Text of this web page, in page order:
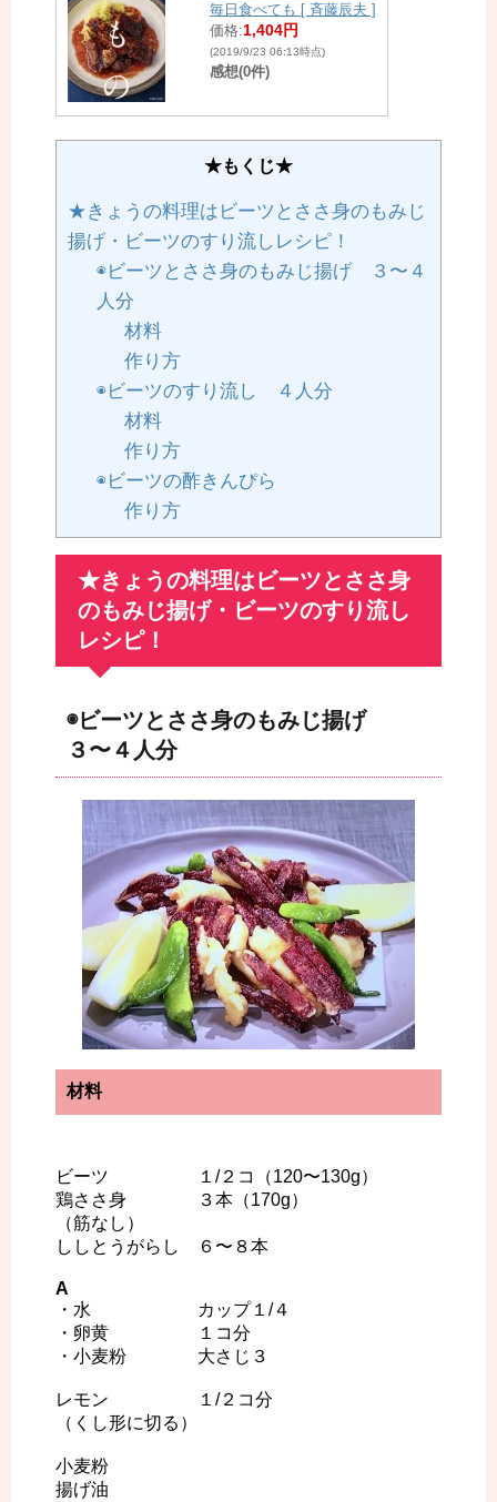
毎日食べても [ 斉藤辰夫 ]
価格:1,404円
(2019/9/23 06:13時点)
感想(0件)
★もくじ★
★きょうの料理はビーツとささ身のもみじ
揚げ・ビーツのすり流しレシピ！
◉ビーツとささ身のもみじ揚げ ３〜４
人分
材料
作り方
◉ビーツのすり流し ４人分
材料
作り方
◉ビーツの酢きんぴら
作り方
★きょうの料理はビーツとささ身
のもみじ揚げ・ビーツのすり流し
レシピ！
◉ビーツとささ身のもみじ揚げ
３〜４人分
材料
ビーツ １/２コ（120〜130g）
鶏ささ身 ３本（170g）
（筋なし）
ししとうがらし ６〜８本
A
・水 カップ１/４
・卵黄 １コ分
・小麦粉 大さじ３
レモン １/２コ分
（くし形に切る）
小麦粉
揚げ油